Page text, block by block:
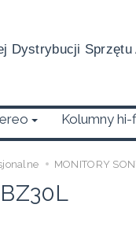
Dystrybucji Sprzętu
Kolumny hi-
MONITORY